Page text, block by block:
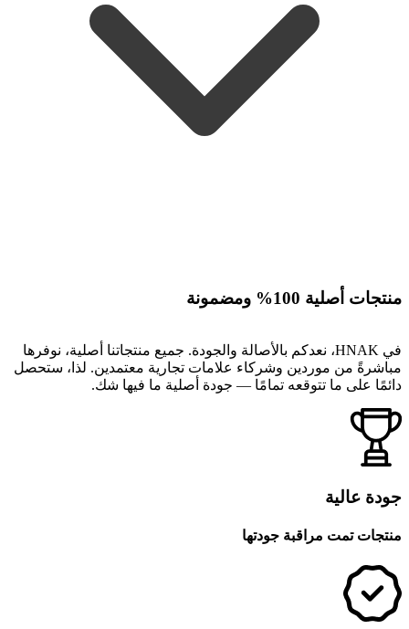
منتجات أصلية 100% ومضمونة
في HNAK، نعدكم بالأصالة والجودة. جميع منتجاتنا أصلية، نوفرها
مباشرةً من موردين وشركاء علامات تجارية معتمدين. لذا، ستحصل
دائمًا على ما تتوقعه تمامًا — جودة أصلية ما فيها شك.
جودة عالية
منتجات تمت مراقبة جودتها